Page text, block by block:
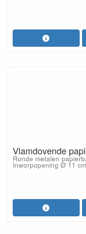
Vlamdovende
Ronde metalen
Inworpopening Ø 11